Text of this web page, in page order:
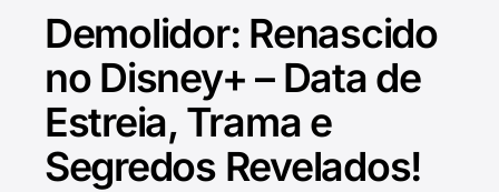
Demolidor: Renascido
no Disney+ – Data de
Estreia, Trama e
Segredos Revelados!